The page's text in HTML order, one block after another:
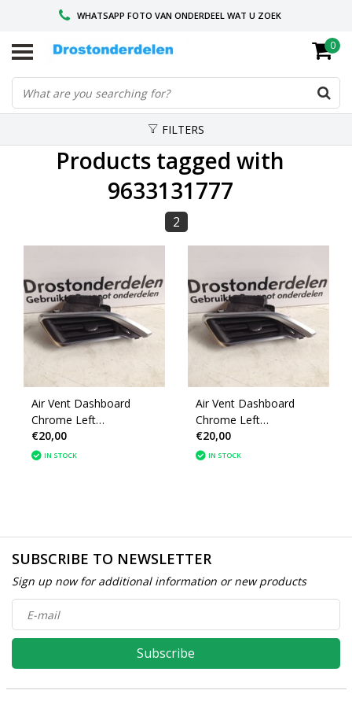
WHATSAPP FOTO VAN ONDERDEEL WAT U ZOEK
VOOR 16.00 BESTELD, VANDAAG VERZONDEN
GESPECIALISEERD PEUGEOT
0
FILTERS
Products tagged with
9633131777
2
Air Vent Dashboard
Chrome Left
9633131777 Peugeot
2008
€20,00
IN STOCK
Air Vent Dashboard
Chrome Left
9633131777 Peugeot
208
€20,00
IN STOCK
SUBSCRIBE TO NEWSLETTER
Sign up now for additional information or new products
Subscribe